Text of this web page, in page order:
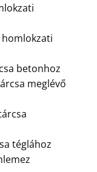
betonhoz
meglévő
téglához